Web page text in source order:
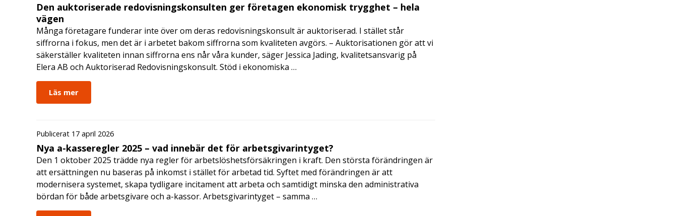
Den auktoriserade redovisningskonsulten ger företagen ekonomisk trygghet – hela
vägen
Många företagare funderar inte över om deras redovisningskonsult är auktoriserad. I stället står
siffrorna i fokus, men det är i arbetet bakom siffrorna som kvaliteten avgörs. – Auktorisationen gör att vi
säkerställer kvaliteten innan siffrorna ens når våra kunder, säger Jessica Jading, kvalitetsansvarig på
Elera AB och Auktoriserad Redovisningskonsult. Stöd i ekonomiska …
Läs mer
Publicerat 17 april 2026
Nya a-kasseregler 2025 – vad innebär det för arbetsgivarintyget?
Den 1 oktober 2025 trädde nya regler för arbetslöshetsförsäkringen i kraft. Den största förändringen är
att ersättningen nu baseras på inkomst i stället för arbetad tid. Syftet med förändringen är att
modernisera systemet, skapa tydligare incitament att arbeta och samtidigt minska den administrativa
bördan för både arbetsgivare och a-kassor. Arbetsgivarintyget – samma …